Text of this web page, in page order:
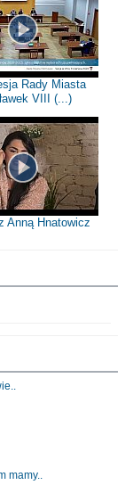
Rady Miasta
VIII (...)
Anną Hnatowicz
mamy..